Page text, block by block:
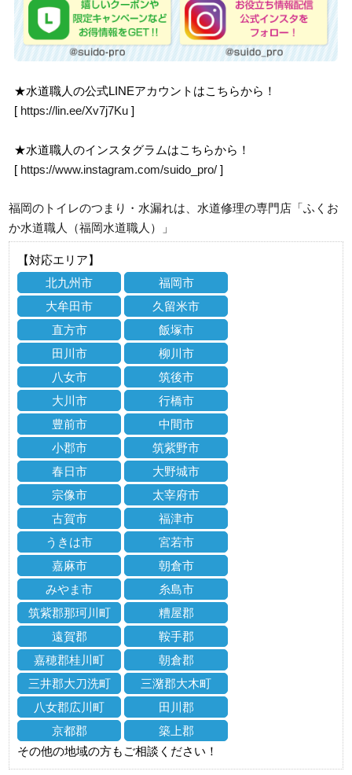
★水道職人の公式LINEアカウントはこちらから！
[ https://lin.ee/Xv7j7Ku ]
★水道職人のインスタグラムはこちらから！
[ https://www.instagram.com/suido_pro/ ]
福岡のトイレのつまり・水漏れは、水道修理の専門店「ふくお
か水道職人（福岡水道職人）」
【対応エリア】
北九州市
福岡市
大牟田市
久留米市
直方市
飯塚市
田川市
柳川市
八女市
筑後市
大川市
行橋市
豊前市
中間市
小郡市
筑紫野市
春日市
大野城市
宗像市
太宰府市
古賀市
福津市
うきは市
宮若市
嘉麻市
朝倉市
みやま市
糸島市
筑紫郡那珂川町
糟屋郡
遠賀郡
鞍手郡
嘉穂郡桂川町
朝倉郡
三井郡大刀洗町
三潴郡大木町
八女郡広川町
田川郡
京都郡
築上郡
その他の地域の方もご相談ください！